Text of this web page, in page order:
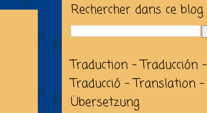
Rechercher dans ce blog
Traduction - Traducción -
Traducció - Translation -
Übersetzung